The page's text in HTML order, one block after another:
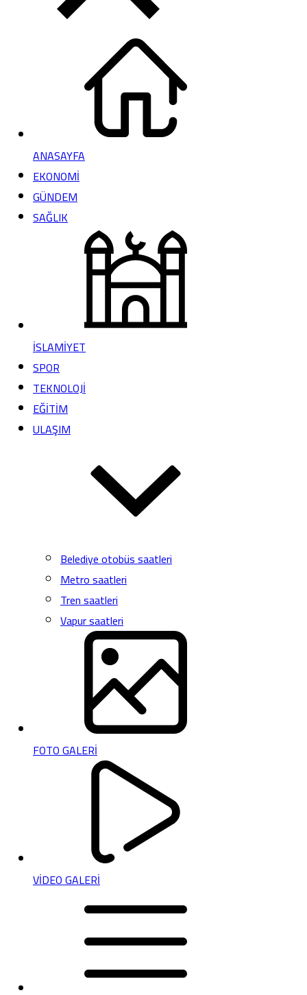
ANASAYFA
EKONOMİ
GÜNDEM
SAĞLIK
İSLAMİYET
SPOR
TEKNOLOJİ
EĞİTİM
ULAŞIM
Belediye otobüs saatleri
Metro saatleri
Tren saatleri
Vapur saatleri
FOTO GALERİ
VİDEO GALERİ